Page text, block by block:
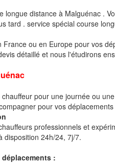
longue distance à Malguénac .
tard . service spécial course
ou en Europe pour vos
détaillé et nous l'étudirons
chauffeur pour une journée ou
pour vos
professionnels et
disposition 24h/24, 7j/7.
déplacements :